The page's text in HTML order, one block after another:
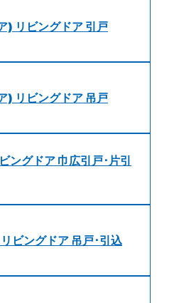
) リビングドア 引戸
) リビングドア 吊戸
ングドア 巾広引戸･片引
ビングドア 吊戸･引込